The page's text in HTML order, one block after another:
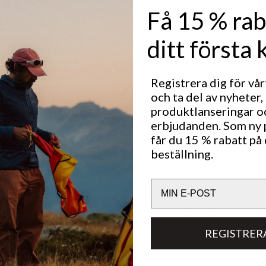
och
– oavsett
Utmärkt för
LIGHT & TECH
TREKKING
Hållbarhetsegenskaper
Få 15 %
ditt första
Registrera dig för
och ta del av nyheter,
produktlanseringar
erbjudanden. Som
får du 15 % rabatt
beställning.